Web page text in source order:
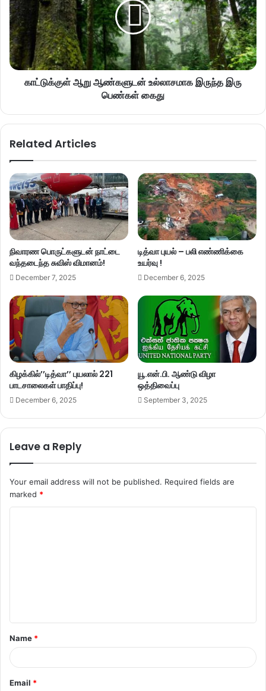
காட்டுக்குள் ஆறு ஆண்களுடன் உல்லாசமாக இருந்த இரு
பெண்கள் கைது
Related Articles
நிவாரண பொருட்களுடன் நாட்டை
வந்தடைந்த சுவிஸ் விமானம்!
December 7, 2025
டித்வா புயல் – பலி எண்ணிக்கை
உயர்வு !
December 6, 2025
கிழக்கில்’’டித்வா’’ புயலால் 221
பாடசாலைகள் பாதிப்பு!
December 6, 2025
யூ.என்.பி. ஆண்டு விழா
ஒத்திவைப்பு
September 3, 2025
Leave a Reply
Your email address will not be published. Required fields are
marked *
t
*
Name *
Email *